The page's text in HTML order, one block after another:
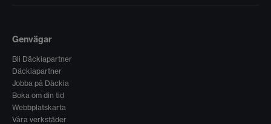
Genvägar
Bli Däckiapartner
Däckiapartner
Jobba på Däckia
Boka om din tid
Webbplatskarta
Våra verkstäder